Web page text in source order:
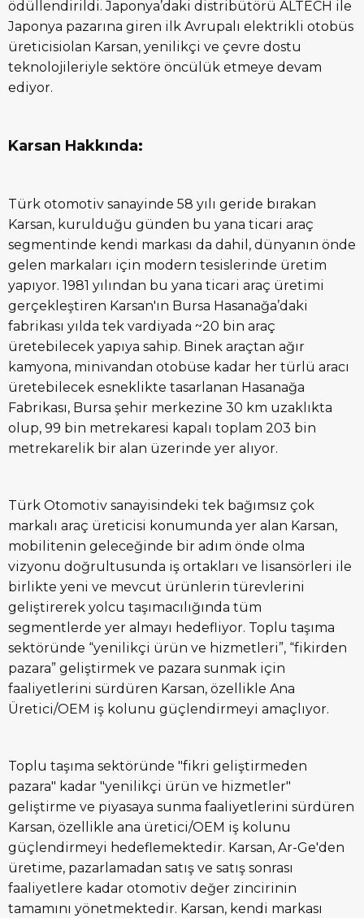
ödüllendirildi. Japonya’daki distribütörü ALTECH ile
Japonya pazarına giren ilk Avrupalı elektrikli otobüs
üreticisiolan Karsan, yenilikçi ve çevre dostu
teknolojileriyle sektöre öncülük etmeye devam
ediyor.
Karsan Hakkında:
Türk otomotiv sanayinde 58 yılı geride bırakan
Karsan, kurulduğu günden bu yana ticari araç
segmentinde kendi markası da dahil, dünyanın önde
gelen markaları için modern tesislerinde üretim
yapıyor. 1981 yılından bu yana ticari araç üretimi
gerçekleştiren Karsan'ın Bursa Hasanağa’daki
fabrikası yılda tek vardiyada ~20 bin araç
üretebilecek yapıya sahip. Binek araçtan ağır
kamyona, minivandan otobüse kadar her türlü aracı
üretebilecek esneklikte tasarlanan Hasanağa
Fabrikası, Bursa şehir merkezine 30 km uzaklıkta
olup, 99 bin metrekaresi kapalı toplam 203 bin
metrekarelik bir alan üzerinde yer alıyor.
Türk Otomotiv sanayisindeki tek bağımsız çok
markalı araç üreticisi konumunda yer alan Karsan,
mobilitenin geleceğinde bir adım önde olma
vizyonu doğrultusunda iş ortakları ve lisansörleri ile
birlikte yeni ve mevcut ürünlerin türevlerini
geliştirerek yolcu taşımacılığında tüm
segmentlerde yer almayı hedefliyor. Toplu taşıma
sektöründe “yenilikçi ürün ve hizmetleri”, “fikirden
pazara” geliştirmek ve pazara sunmak için
faaliyetlerini sürdüren Karsan, özellikle Ana
Üretici/OEM iş kolunu güçlendirmeyi amaçlıyor.
Toplu taşıma sektöründe "fikri geliştirmeden
pazara" kadar "yenilikçi ürün ve hizmetler"
geliştirme ve piyasaya sunma faaliyetlerini sürdüren
Karsan, özellikle ana üretici/OEM iş kolunu
güçlendirmeyi hedeflemektedir. Karsan, Ar-Ge'den
üretime, pazarlamadan satış ve satış sonrası
faaliyetlere kadar otomotiv değer zincirinin
tamamını yönetmektedir. Karsan, kendi markası